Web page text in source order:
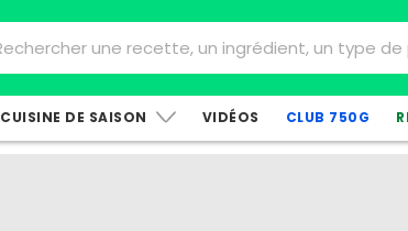
CUISINE DE SAISON VIDÉOS CLUB 750G